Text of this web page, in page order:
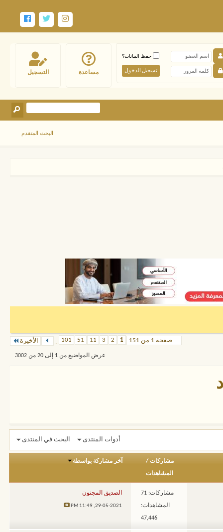
التسجيل مساعدة
حفظ البيانات؟
البحث المتقدم
صفحة 1 من 151 1
2
3
11
51
101
... الأخيرة
عرض المواضيع من 1 إلى 20 من 3002
أدوات المنتدى البحث في المنتدى
مشاركات /
المشاهدات
آخر مشاركة بواسطة
مشاركات: 71
المشاهدات:
47,446
الصديق المجنون
29-05-2021,
11:49 PM